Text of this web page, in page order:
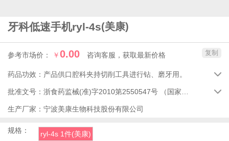
牙科低速手机ryl-4s(美康)
参考市场价： ￥0.00 咨询客服，获取最新价格 复制
药品功效： 产品供口腔科夹持切削工具进行钻、磨牙用。 
批准文号： 浙食药监械(准)字2010第2550547号 （国家药品监督管理局） 
生产厂家： 宁波美康生物科技股份有限公司
规格： ryl-4s 1件(美康)